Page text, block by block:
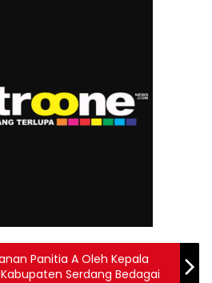
Panitia A Oleh Kepala
Serdang Bedagai